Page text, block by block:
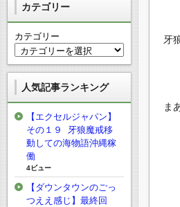
牙
ま
カテゴリー
カテゴリー
人気記事ランキング
【エクセルジャパン】
その１９ 牙狼魔戒移
動しての海物語沖縄稼
働
4ビュー
【ダウンタウンのごっ
つええ感じ】最終回